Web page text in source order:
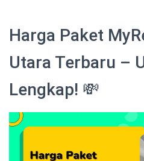
Harga Paket
Utara Terbaru –
Lengkap! 💸